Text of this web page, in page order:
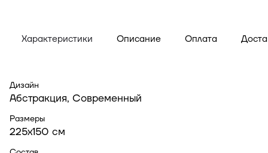
Характеристики Описание Оплата
Дизайн
Абстракция, Современный
Размеры
225x150 см